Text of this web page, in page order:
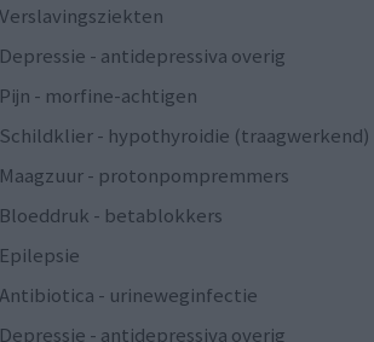
Verslavingsziekten
Depressie - antidepressiva overig
Pijn - morfine-achtigen
Schildklier - hypothyroidie (traagwerkend)
Maagzuur - protonpompremmers
Bloeddruk - betablokkers
Epilepsie
Antibiotica - urineweginfectie
Depressie - antidepressiva overig